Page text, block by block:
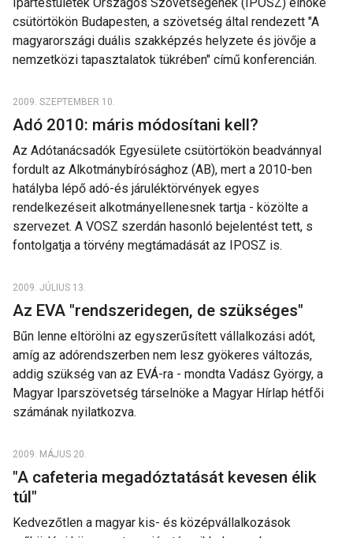
csütörtökön Budapesten, a szövetség által rendezett "A
magyarországi duális szakképzés helyzete és jövője a
nemzetközi tapasztalatok tükrében" című konferencián.
2009. SZEPTEMBER 10.
Adó 2010: máris módosítani kell?
Az Adótanácsadók Egyesülete csütörtökön beadvánnyal
fordult az Alkotmánybírósághoz (AB), mert a 2010-ben
hatályba lépő adó-és járuléktörvények egyes
rendelkezéseit alkotmányellenesnek tartja - közölte a
szervezet. A VOSZ szerdán hasonló bejelentést tett, s
fontolgatja a törvény megtámadását az IPOSZ is.
2009. JÚLIUS 13.
Az EVA "rendszeridegen, de szükséges"
Bűn lenne eltörölni az egyszerűsített vállalkozási adót,
amíg az adórendszerben nem lesz gyökeres változás,
addig szükség van az EVÁ-ra - mondta Vadász György, a
Magyar Iparszövetség társelnöke a Magyar Hírlap hétfői
számának nyilatkozva.
2009. MÁJUS 20.
"A cafeteria megadóztatását kevesen élik
túl"
Kedvezőtlen a magyar kis- és középvállalkozások